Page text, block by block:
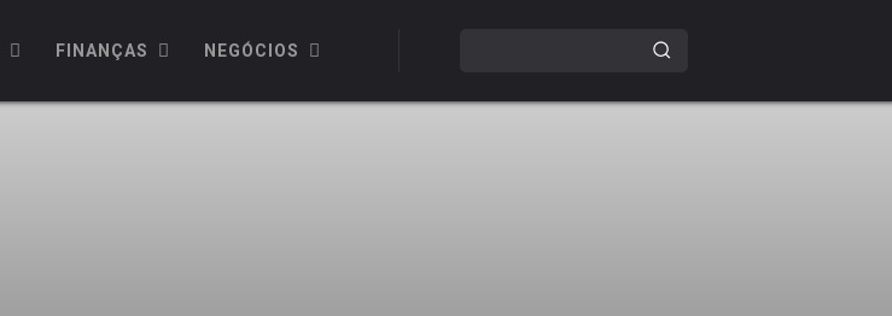
FINANÇAS NEGÓCIOS